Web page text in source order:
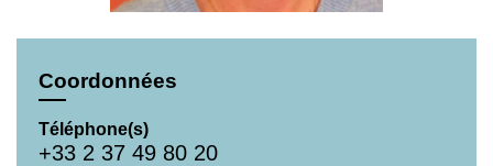
Coordonnées
Téléphone(s)
+33 2 37 49 80 20